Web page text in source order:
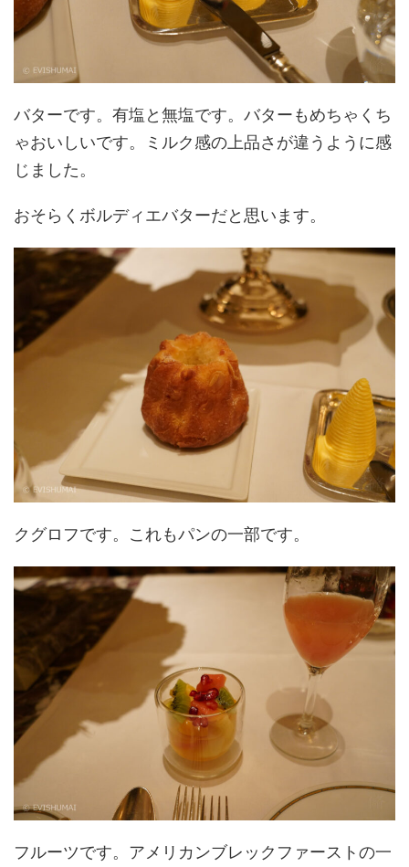
バターです。有塩と無塩です。バターもめちゃくち
ゃおいしいです。ミルク感の上品さが違うように感
じました。
おそらくボルディエバターだと思います。
クグロフです。これもパンの一部です。
フルーツです。アメリカンブレックファーストの一